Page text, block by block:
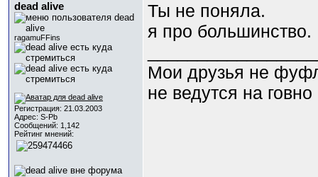
dead alive
ragamuFFins
Регистрация: 21.03.2003
Адрес: S-Pb
Сообщений: 1,142
Рейтинг мнений:
Ты не поняла.
я про большинство.
Мои друзья не
не ведутся на говно